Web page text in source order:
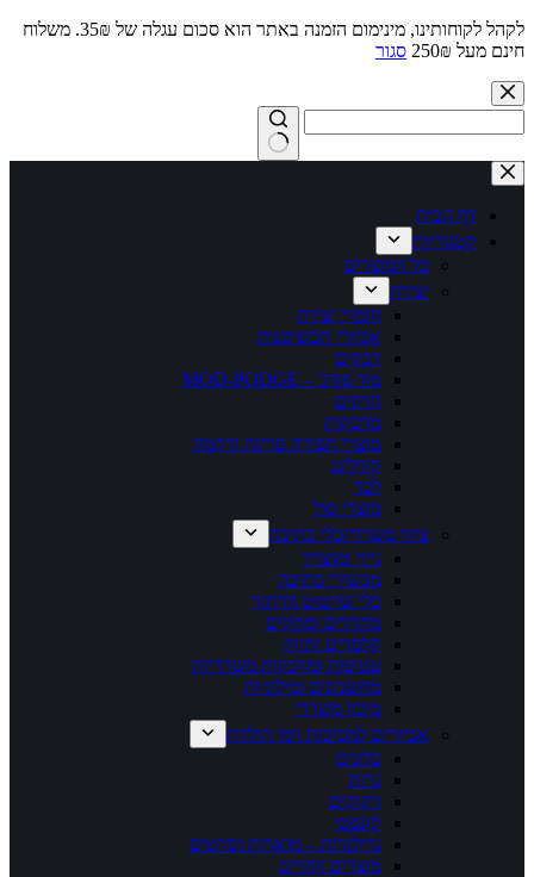
לקהל לקוחותינו, מינימום הזמנה באתר הוא סכום עגלה של 35₪. משלוח
חינם מעל 250₪
סגור
Skip
to
content
No
results
דף הבית
קטגוריות
כל המוצרים
יצירה
חומרי יצירה
אביזרי תכשיטנות
דבקים
מוד פודג' – MOD-PODGE
חרוזים
מדבקות
מוצרי תפירה סריגה ורקמה
קווילינג
לבד
מוצרי סול
ציוד משרדי/כלי כתיבה
נייר ומוצריו
מכשירי כתיבה
כלי שרטוט וחיתוך
מחדדים ומחקים
קלסרים ותיוק
עטיפות ומדבקות משרדיות
מחשבונים ומילוניות
מיכון משרדי
אביזרים למסיבות וימי הולדת
בלונים
נרות
זיקוקים
קונפטי
גרילנדות – מוארות וסרטים
מוצרים זוהרים